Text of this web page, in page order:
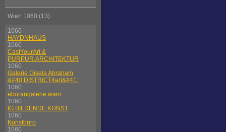
Wien 1060 (13)
1060
HAYDNHAUS
1060
CastYourArt &
PURPUR.ARCHITEKTUR
1060
Galerie Gisela Abraham
&#40;DISTRICT4art&#41;
1060
eborangalerie wien
1060
IG BILDENDE KUNST
1060
Kunstbüro
1060